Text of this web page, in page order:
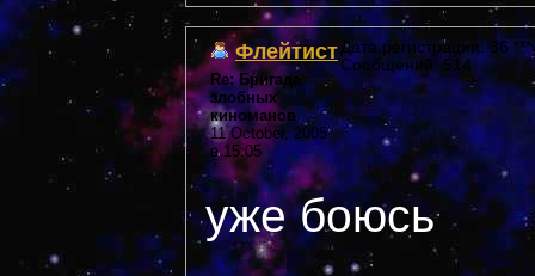
Флейтист
Re: Бригада
злобных
киноманов
11 October, 2005
в 15:05
Дата регистрации: 36
Сообщений: 514
уже боюсь